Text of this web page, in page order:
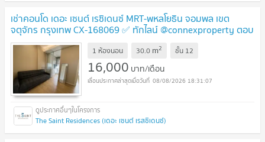
เช่าคอนโด เดอะ เซนต์ เรซิเดนซ์ MRT-พหลโยธิน จอมพล เขต
จตุจักร กรุงเทพ CX-168069 ✅ ทักไลน์ @connexproperty ตอบ
ทันที ทีมงานมืออาชีพ ✅
1 ห้องนอน 30.0 m2 ชั้น 12
16,000 บาท/เดือน
08/08/2026 18:31:07
The Saint Residences (เดอะ เซนต์ เรสซิเดนซ์)